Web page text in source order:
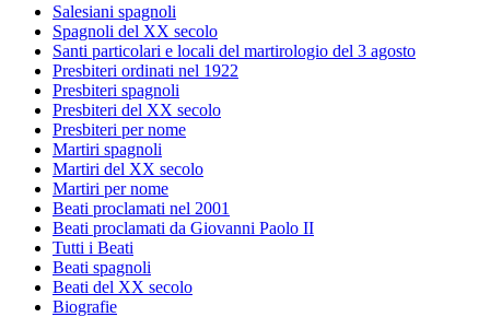
Salesiani spagnoli
Spagnoli del XX secolo
Santi particolari e locali del martirologio del 3 agosto
Presbiteri ordinati nel 1922
Presbiteri spagnoli
Presbiteri del XX secolo
Presbiteri per nome
Martiri spagnoli
Martiri del XX secolo
Martiri per nome
Beati proclamati nel 2001
Beati proclamati da Giovanni Paolo II
Tutti i Beati
Beati spagnoli
Beati del XX secolo
Biografie